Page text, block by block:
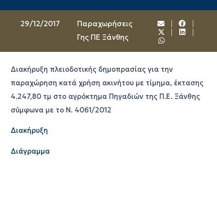
29/12/2017
Παραχωρήσεις
Γης ΠΕ Ξάνθης
Διακήρυξη πλειοδοτικής δημοπρασίας για την
παραχώρηση κατά χρήση ακινήτου με τίμημα, έκτασης
4.247,80 τμ στο αγρόκτημα Πηγαδιών της Π.Ε. Ξάνθης
σύμφωνα με το Ν. 4061/2012
Διακήρυξη
Διάγραμμα